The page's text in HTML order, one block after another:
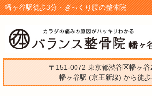
幡ヶ谷駅徒歩3分・ぎっくり腰の整体院
〒151-0072 東京都渋谷区幡ヶ
幡ヶ谷駅 (京王新線) から徒